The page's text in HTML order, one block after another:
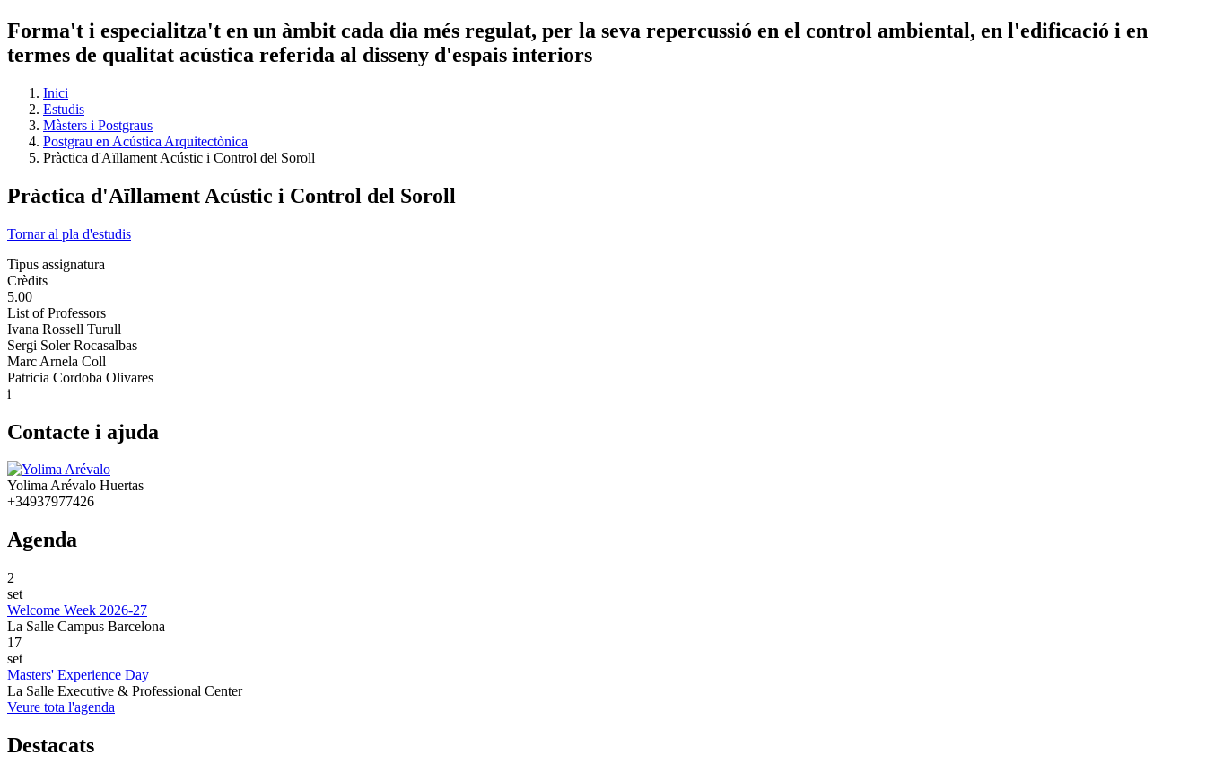
Forma't i especialitza't en un àmbit cada dia més regulat, per la seva repercussió en el control ambiental, en l'edificació i en
termes de qualitat acústica referida al disseny d'espais interiors
Inici
Estudis
Màsters i Postgraus
Postgrau en Acústica Arquitectònica
Pràctica d'Aïllament Acústic i Control del Soroll
Pràctica d'Aïllament Acústic i Control del Soroll
Tornar al pla d'estudis
Tipus assignatura
Crèdits
5.00
List of Professors
Ivana Rossell Turull
Sergi Soler Rocasalbas
Marc Arnela Coll
Patricia Cordoba Olivares
i
Contacte i ajuda
Yolima Arévalo Huertas
+34937977426
Agenda
2
set
Welcome Week 2026-27
La Salle Campus Barcelona
17
set
Masters' Experience Day
La Salle Executive & Professional Center
Veure tota l'agenda
Destacats